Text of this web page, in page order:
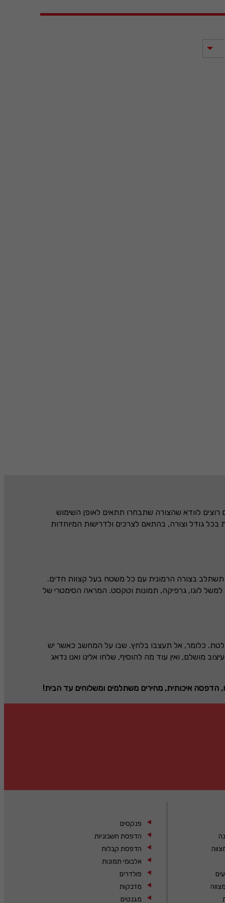
לוודא שהצורה שתבחרו תתאים לאופן השימוש
גודל וצורה, בהתאם לצרכים ולדרישות המיוחדות
בצורה הרמונית עם כל משטח בעל קצוות חדים.
למשל לוגו, גרפיקה, תמונות וטקסט. המראה הסימטרי של
כלומר, אל תעצבו בלחץ. שבו על המחשב כאשר יש
מושלם, ואין עוד מה להוסיף, שלחו אלינו ואנו נדאג
הדפסה איכותית, מחירים משתלמים ומשלוחים עד הבית!
פנקסים
הדפסת חשבוניות
הדפסת קבלות
אלבומי תמונות
פולדרים
מדבקות
מגנטים